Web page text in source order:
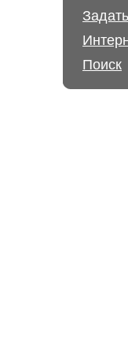
Поиск